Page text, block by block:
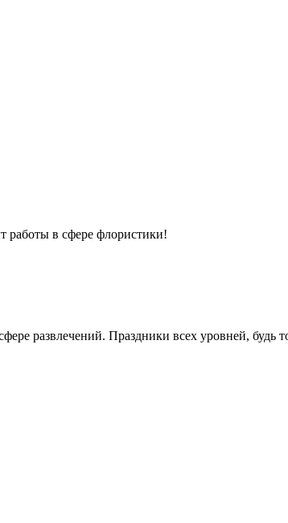
работы в сфере флористики!
развлечений. Праздники всех уровней, будь